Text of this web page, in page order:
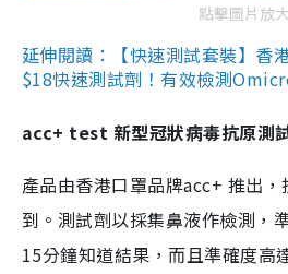
點擊圖片放大
延伸閱讀：【快速測試套裝】香
$18快速測試劑！有效檢測
acc+ test 新型冠狀病毒抗原測
產品由香港口罩品牌acc+ 推出
到。測試劑以採集鼻液作檢測，
15分鐘知道結果，而且準確度高